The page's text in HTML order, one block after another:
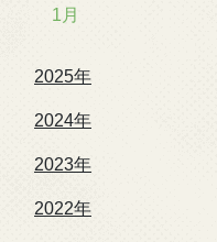
1月
2025年
2024年
2023年
2022年